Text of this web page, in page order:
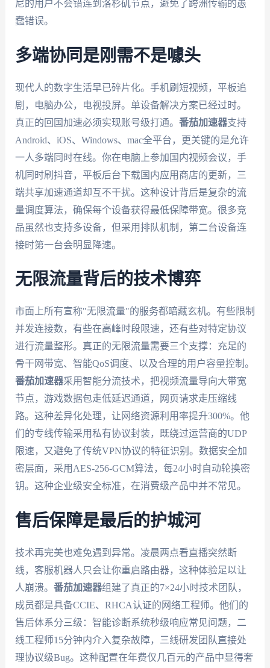
尼的用户不会错连到洛杉矶节点，避免了跨洲传输的愚
蠢错误。
多端协同是刚需不是噱头
现代人的数字生活早已碎片化。手机刷短视频，平板追
剧，电脑办公，电视投屏。单设备解决方案已经过时。
真正的回国加速必须实现账号级打通。 番茄加速器支持
Android、iOS、Windows、mac全平台，更关键的是允许
一人多端同时在线。你在电脑上参加国内视频会议，手
机同时刷抖音，平板后台下载国内应用商店的更新，三
端共享加速通道却互不干扰。这种设计背后是复杂的流
量调度算法，确保每个设备获得最低保障带宽。很多竞
品虽然也支持多设备，但采用排队机制，第二台设备连
接时第一台会明显降速。
无限流量背后的技术博弈
市面上所有宣称"无限流量"的服务都暗藏玄机。有些限制
并发连接数，有些在高峰时段限速，还有些对特定协议
进行流量整形。真正的无限流量需要三个支撑：充足的
骨干网带宽、智能QoS调度、以及合理的用户容量控制。
番茄加速器采用智能分流技术，把视频流量导向大带宽
节点，游戏数据包走低延迟通道，网页请求走压缩线
路。这种差异化处理，让网络资源利用率提升300%。他
们的专线传输采用私有协议封装，既绕过运营商的UDP
限速，又避免了传统VPN协议的特征识别。数据安全加
密层面，采用AES-256-GCM算法，每24小时自动轮换密
钥。这种企业级安全标准，在消费级产品中并不常见。
售后保障是最后的护城河
技术再完美也难免遇到异常。凌晨两点看直播突然断
线，客服机器人只会让你重启路由器，这种体验足以让
人崩溃。 番茄加速器组建了真正的7×24小时技术团队，
成员都是具备CCIE、RHCA认证的网络工程师。他们的
售后体系分三级：智能诊断系统秒级响应常见问题，二
线工程师15分钟内介入复杂故障，三线研发团队直接处
理协议级Bug。这种配置在年费仅几百元的产品中显得奢